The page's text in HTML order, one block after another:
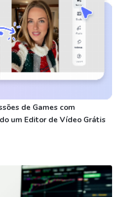
de Games com
um Editor de Vídeo Grátis